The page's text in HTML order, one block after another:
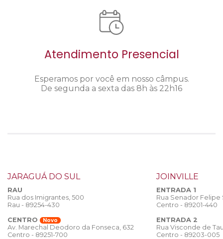
Atendimento Presencial
Esperamos por você em nosso câmpus.
De segunda a sexta das 8h às 22h16
JARAGUÁ DO SUL
RAU
Rua dos Imigrantes, 500
Rau - 89254-430
CENTRO
Novo
Av. Marechal Deodoro da Fonseca, 632
Centro - 89251-700
JOINVILLE
ENTRADA 1
Rua Senador
Centro - 89201-440
ENTRADA 2
Rua Visconde de
Centro - 89203-005